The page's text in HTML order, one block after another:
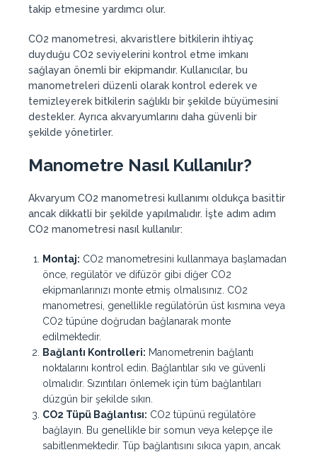
takip etmesine yardımcı olur.
CO2 manometresi, akvaristlere bitkilerin ihtiyaç
duyduğu CO2 seviyelerini kontrol etme imkanı
sağlayan önemli bir ekipmandır. Kullanıcılar, bu
manometreleri düzenli olarak kontrol ederek ve
temizleyerek bitkilerin sağlıklı bir şekilde büyümesini
destekler. Ayrıca akvaryumlarını daha güvenli bir
şekilde yönetirler.
Manometre Nasıl Kullanılır?
Akvaryum CO2 manometresi kullanımı oldukça basittir
ancak dikkatli bir şekilde yapılmalıdır. İşte adım adım
CO2 manometresi nasıl kullanılır:
Montaj: CO2 manometresini kullanmaya başlamadan
önce, regülatör ve difüzör gibi diğer CO2
ekipmanlarınızı monte etmiş olmalısınız. CO2
manometresi, genellikle regülatörün üst kısmına veya
CO2 tüpüne doğrudan bağlanarak monte
edilmektedir.
Bağlantı Kontrolleri: Manometrenin bağlantı
noktalarını kontrol edin. Bağlantılar sıkı ve güvenli
olmalıdır. Sızıntıları önlemek için tüm bağlantıları
düzgün bir şekilde sıkın.
CO2 Tüpü Bağlantısı: CO2 tüpünü regülatöre
bağlayın. Bu genellikle bir somun veya kelepçe ile
sabitlenmektedir. Tüp bağlantısını sıkıca yapın, ancak